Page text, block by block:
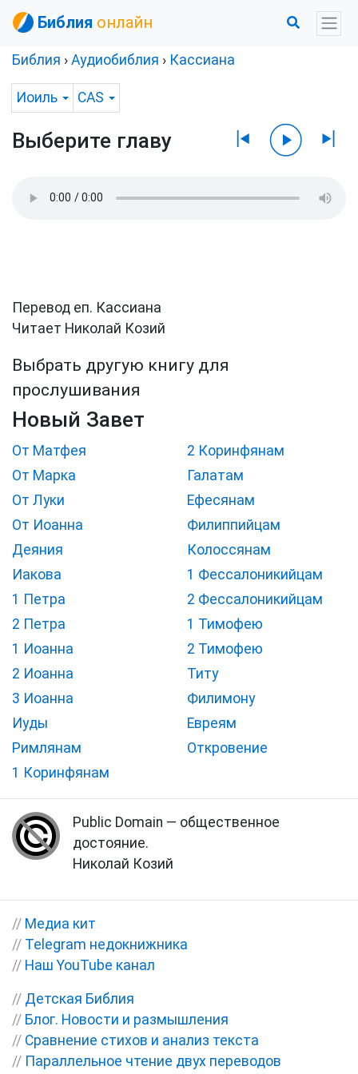
Библия онлайн
Библия › Аудиобиблия › Кассиана
Иоиль CAS
Выберите главу
Перевод еп. Кассиана
Читает Николай Козий
Выбрать другую книгу для
прослушивания
Новый Завет
От Матфея
От Марка
От Луки
От Иоанна
Деяния
Иакова
1 Петра
2 Петра
1 Иоанна
2 Иоанна
3 Иоанна
Иуды
Римлянам
1 Коринфянам
2 Коринфянам
Галатам
Ефесянам
Филиппийцам
Колоссянам
1 Фессалоникийцам
2 Фессалоникийцам
1 Тимофею
2 Тимофею
Титу
Филимону
Евреям
Откровение
Public Domain — общественное
достояние.
Николай Козий
// Медиа кит
// Telegram недокнижника
// Наш YouTube канал
// Детская Библия
// Блог. Новости и размышления
// Сравнение стихов и анализ текста
// Параллельное чтение двух переводов